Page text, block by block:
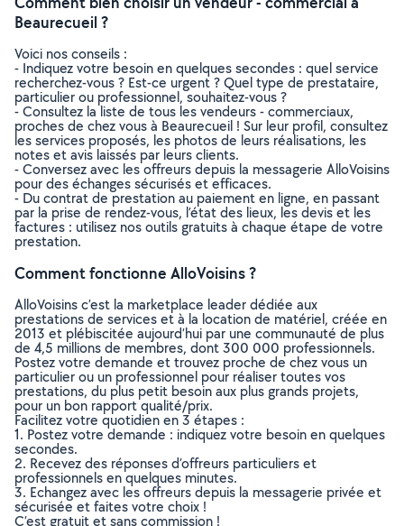
Beaurecueil ?
Voici nos conseils :
- Indiquez votre besoin en quelques secondes : quel service
recherchez-vous ? Est-ce urgent ? Quel type de prestataire,
particulier ou professionnel, souhaitez-vous ?
- Consultez la liste de tous les vendeurs - commerciaux,
proches de chez vous à Beaurecueil ! Sur leur profil, consultez
les services proposés, les photos de leurs réalisations, les
notes et avis laissés par leurs clients.
- Conversez avec les offreurs depuis la messagerie AlloVoisins
pour des échanges sécurisés et efficaces.
- Du contrat de prestation au paiement en ligne, en passant
par la prise de rendez-vous, l’état des lieux, les devis et les
factures : utilisez nos outils gratuits à chaque étape de votre
prestation.
Comment fonctionne AlloVoisins ?
AlloVoisins c’est la marketplace leader dédiée aux
prestations de services et à la location de matériel, créée en
2013 et plébiscitée aujourd’hui par une communauté de plus
de 4,5 millions de membres, dont 300 000 professionnels.
Postez votre demande et trouvez proche de chez vous un
particulier ou un professionnel pour réaliser toutes vos
prestations, du plus petit besoin aux plus grands projets,
pour un bon rapport qualité/prix.
Facilitez votre quotidien en 3 étapes :
1. Postez votre demande : indiquez votre besoin en quelques
secondes.
2. Recevez des réponses d’offreurs particuliers et
professionnels en quelques minutes.
3. Echangez avec les offreurs depuis la messagerie privée et
sécurisée et faites votre choix !
C’est gratuit et sans commission !